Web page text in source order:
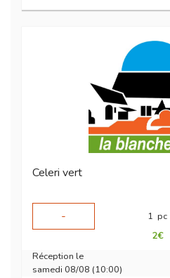
Celeri vert
-
1 pc
2€
Réception le
samedi 08/08 (10:00)